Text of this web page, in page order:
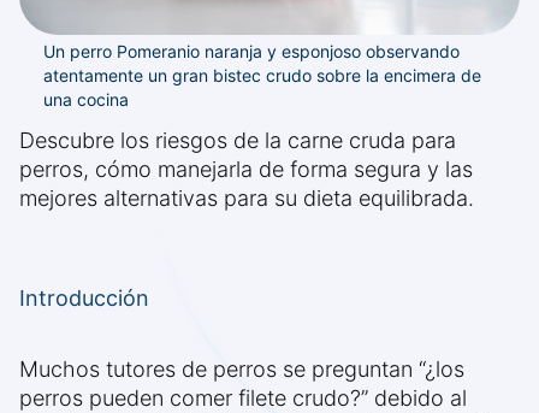
Un perro Pomeranio naranja y esponjoso observando
atentamente un gran bistec crudo sobre la encimera de
una cocina
Descubre los riesgos de la carne cruda para
perros, cómo manejarla de forma segura y las
mejores alternativas para su dieta equilibrada.
Introducción
Muchos tutores de perros se preguntan “¿los
perros pueden comer filete crudo?” debido al